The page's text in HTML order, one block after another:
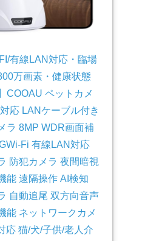
有線LAN対応・臨場
万画素・健康状態
COOAU ペットカメ
応 LANケーブル付き
ラ 8MP WDR画面補
Fi 有線LAN対応
防犯カメラ 夜間暗視
能 遠隔操作 AI検知
自動追尾 双方向音声
能 ネットワークカメ
応 猫/犬/子供/老人介